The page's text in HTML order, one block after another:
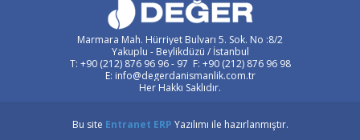
Marmara Mah. Hürriyet Bulvarı 5. Sok. No :8/2
Yakuplu - Beylikdüzü / İstanbul
T: +90 (212) 876 96 96 - 97 F: +90 (212) 876 96 98
E: info@degerdanismanlik.com.tr
Her Hakkı Saklıdır.
Bu site Entranet ERP Yazılımı ile hazırlanmıştır.